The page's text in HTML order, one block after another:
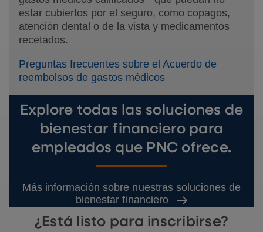
estar cubiertos por el seguro, como copagos,
atención dental o de la vista y medicamentos
recetados.
Preguntas frecuentes sobre el Acuerdo de
reembolsos de gastos médicos
Explore todas las soluciones de
bienestar financiero para
empleados que PNC ofrece.
Más información sobre nuestras soluciones de
bienestar financiero
¿Está listo para inscribirse?